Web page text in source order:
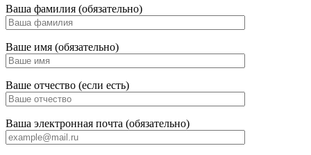
Ваша фамилия (обязательно)
Ваше имя (обязательно)
Ваше отчество (если есть)
Ваша электронная почта (обязательно)